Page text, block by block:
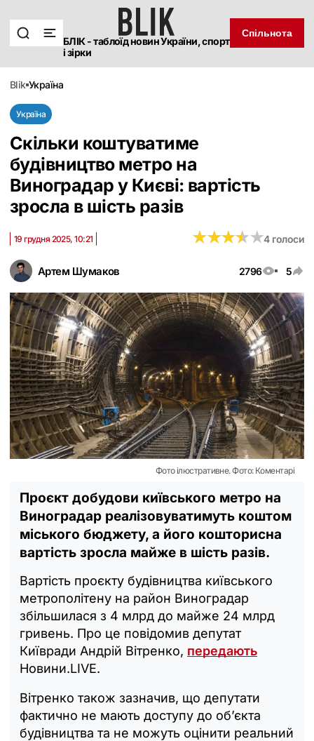
БЛІК - таблоїд новин України, спорт
і зірки
Спільнота
blik україна
Україна
Скільки коштуватиме
будівництво метро на
Виноградар у Києві: вартість
зросла в шість разів
Артем Шумаков 2796 5
19 грудня 2025, 10:21 ★★★★★
★★★★★4 голоси
Фото ілюстративне. Фото: Коментарі
Проєкт добудови київського метро на
Виноградар реалізовуватимуть коштом
міського бюджету, а його кошторисна
вартість зросла майже в шість разів.
Вартість проєкту будівництва київського
метрополітену на район Виноградар
збільшилася з 4 млрд до майже 24 млрд
гривень. Про це повідомив депутат
Київради Андрій Вітренко, передають
Новини.LIVE.
Вітренко також зазначив, що депутати
фактично не мають доступу до об’єкта
будівництва та не можуть оцінити реальний